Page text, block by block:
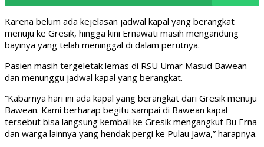
Karena belum ada kejelasan jadwal kapal yang berangkat
menuju ke Gresik, hingga kini Ernawati masih mengandung
bayinya yang telah meninggal di dalam perutnya.
Pasien masih tergeletak lemas di RSU Umar Masud Bawean
dan menunggu jadwal kapal yang berangkat.
“Kabarnya hari ini ada kapal yang berangkat dari Gresik menuju
Bawean. Kami berharap begitu sampai di Bawean kapal
tersebut bisa langsung kembali ke Gresik mengangkut Bu Erna
dan warga lainnya yang hendak pergi ke Pulau Jawa,” harapnya.